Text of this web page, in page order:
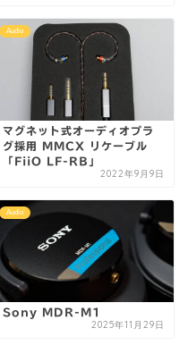
Audio
マグネット式オーディオプラ
グ採用 MMCX リケーブル
「FiiO LF-RB｣
2022年9月9日
Audio
Sony MDR-M1
2025年11月29日